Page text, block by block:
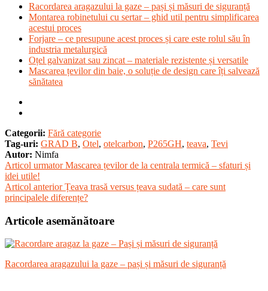
Racordarea aragazului la gaze – pași și măsuri de siguranță
Montarea robinetului cu sertar – ghid util pentru simplificarea
acestui proces
Forjare – ce presupune acest proces și care este rolul său în
industria metalurgică
Oțel galvanizat sau zincat – materiale rezistente și versatile
Mascarea țevilor din baie, o soluție de design care îți salvează
sănătatea
Categorii: Fără categorie
Tag-uri: GRAD B, Otel, otelcarbon, P265GH, teava, Tevi
Autor: Nimfa
Articol urmatorMascarea țevilor de la centrala termică – sfaturi și
idei utile!
Articol anteriorȚeava trasă versus țeava sudată – care sunt
principalele diferențe?
Articole asemănătoare
Racordarea aragazului la gaze – pași și măsuri de siguranță